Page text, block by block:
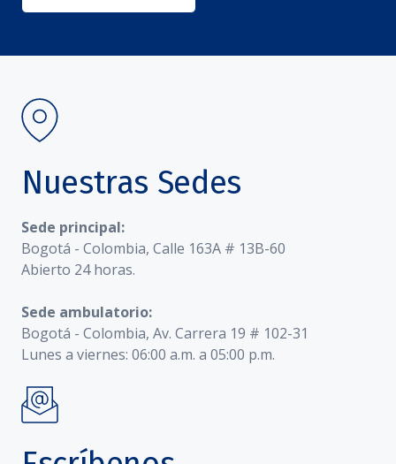
Nuestras Sedes
Sede principal:
Bogotá - Colombia, Calle 163A # 13B-60
Abierto 24 horas.
Sede ambulatorio:
Bogotá - Colombia, Av. Carrera 19 # 102-31
Lunes a viernes: 06:00 a.m. a 05:00 p.m.